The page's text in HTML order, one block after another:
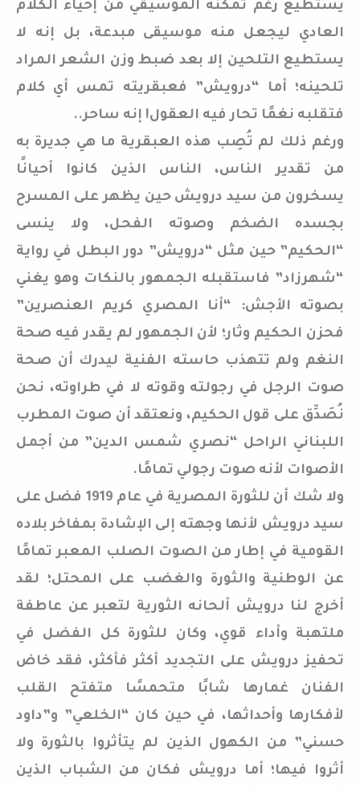
يستطيع رغم تمكنه الموسيقي من إحياء الكلام
العادي ليجعل منه موسيقى مبدعة، بل إنه لا
يستطيع التلحين إلا بعد ضبط وزن الشعر المراد
تلحينه؛ أما “درويش” فعبقريته تمس أي كلام
فتقلبه نغمًا تحار فيه العقول! إنه ساحر..
ورغم ذلك لم تُصِب هذه العبقرية ما هي جديرة به
من تقدير الناس، الناس الذين كانوا أحيانًا
يسخرون من سيد درويش حين يظهر على المسرح
بجسده الضخم وصوته الفحل، ولا ينسى
“الحكيم” حين مثل “درويش” دور البطل في رواية
“شهرزاد” فاستقبله الجمهور بالنكات وهو يغني
بصوته الأجش: “أنا المصري كريم العنصرين”
فحزن الحكيم وثار؛ لأن الجمهور لم يقدر فيه صحة
النغم ولم تتهذب حاسته الفنية ليدرك أن صحة
صوت الرجل في رجولته وقوته لا في طراوته، نحن
نُصَدِّق على قول الحكيم، ونعتقد أن صوت المطرب
اللبناني الراحل “نصري شمس الدين” من أجمل
الأصوات لأنه صوت رجولي تمامًا.
ولا شك أن للثورة المصرية في عام 1919 فضل على
سيد درويش لأنها وجهته إلى الإشادة بمفاخر بلاده
القومية في إطار من الصوت الصلب المعبر تمامًا
عن الوطنية والثورة والغضب على المحتل؛ لقد
أخرج لنا درويش ألحانه الثورية لتعبر عن عاطفة
ملتهبة وأداء قوي، وكان للثورة كل الفضل في
تحفيز درويش على التجديد أكثر فأكثر، فقد خاض
الفنان غمارها شابًا متحمسًا متفتح القلب
لأفكارها وأحداثها، في حين كان “الخلعي” و”داود
حسني” من الكهول الذين لم يتأثروا بالثورة ولا
أثروا فيها؛ أما درويش فكان من الشباب الذين